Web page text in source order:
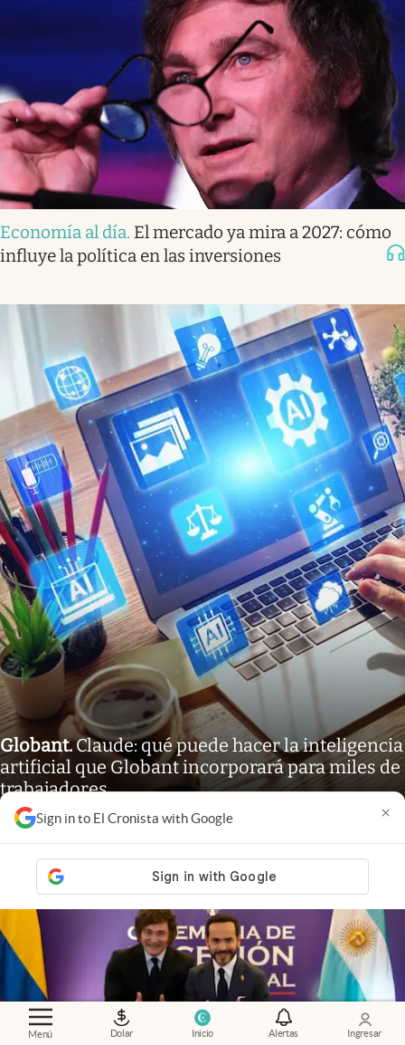
Menú Dolar Inicio Alertas Ingresar
Sign in to El Cronista with Google ×
Economía al día. El mercado ya mira a 2027: cómo
influye la política en las inversiones
Globant.Claude: qué puede hacer la inteligencia
artificial que Globant incorporará para miles de
trabajadores